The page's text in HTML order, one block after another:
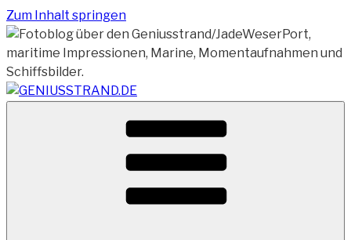
Zum Inhalt springen
GENIUSSTRAND.DE
Vom Geniusstrand zum JadeWeserPort/Container
Terminal Wilhelmshaven